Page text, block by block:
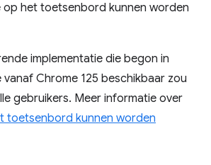
op het toetsenbord kunnen worden
implementatie die begon in
vanaf Chrome 125 beschikbaar zou
gebruikers. Meer informatie over
toetsenbord kunnen worden